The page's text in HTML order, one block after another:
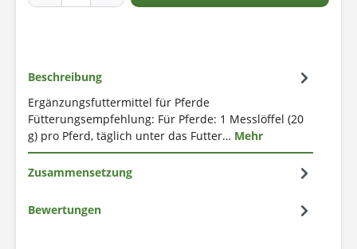
Beschreibung
Ergänzungsfuttermittel für Pferde
Fütterungsempfehlung: Für Pferde: 1 Messlöffel (20
g) pro Pferd, täglich unter das Futter… Mehr
Zusammensetzung
Bewertungen